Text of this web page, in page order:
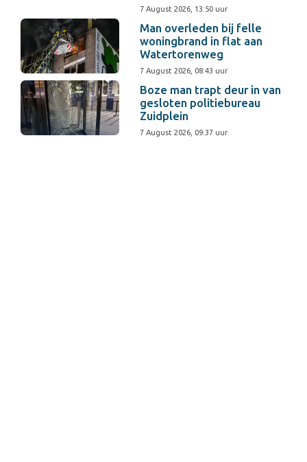
7 August 2026, 13:50 uur
Man overleden bij felle
woningbrand in flat aan
Watertorenweg
7 August 2026, 08:43 uur
Boze man trapt deur in van
gesloten politiebureau
Zuidplein
7 August 2026, 09:37 uur